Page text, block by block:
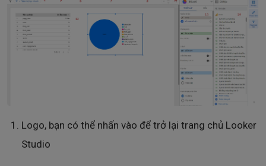
Logo, bạn có thể nhấn vào để trở lại trang chủ Looker
Studio